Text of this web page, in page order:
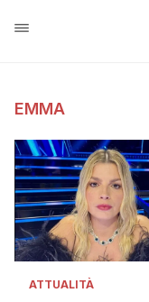
EMMA
ATTUALITÀ